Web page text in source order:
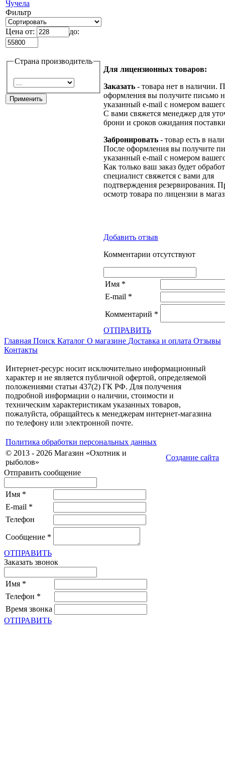
Чучела
Фильтр
Цена от: до:
Страна производитель
Для лицензионных товаров:
Заказать - товара нет в наличии.
оформления вы получите письмо
указанный e-mail с номером
С вами свяжется менеджер для
брони и сроков ожидания
Забронировать - товар есть в
После оформления вы получите
указанный e-mail с номером
Как только ваш заказ будет
специалист свяжется с вами для
подтверждения резервирования.
осмотр товара по лицензии в
Добавить отзыв
Комментарии отсутствуют
Имя *
E-mail *
Комментарий *
ОТПРАВИТЬ
Главная Поиск Каталог О магазине Доставка и оплата Отзывы
Контакты
Интернет-ресурс носит исключительно информационный
характер и не является публичной офертой, определяемой
положениями статьи 437(2) ГК РФ. Для получения
подробной информации о наличии, стоимости и
техническим характеристикам указанных товаров,
пожалуйста, обращайтесь к менеджерам интернет-магазина
по телефону или электронной почте.
Политика обработки персональных данных
© 2013 - 2026 Магазин «Охотник и
рыболов»
Создание сайта
Отправить сообщение
Имя *
E-mail *
Телефон
Сообщение *
ОТПРАВИТЬ
Заказать звонок
Имя *
Телефон *
Время звонка
ОТПРАВИТЬ